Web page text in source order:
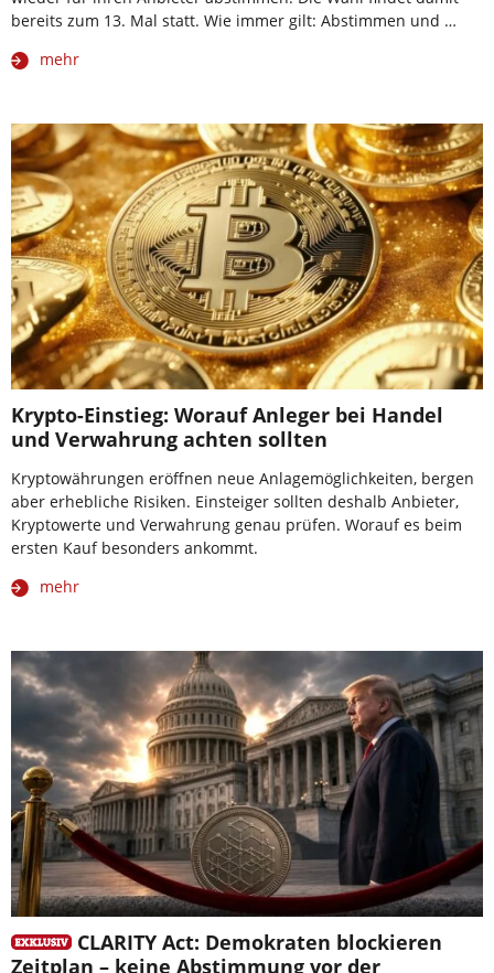
bereits zum 13. Mal statt. Wie immer gilt: Abstimmen und …
mehr
Krypto-Einstieg: Worauf Anleger bei Handel
und Verwahrung achten sollten
Kryptowährungen eröffnen neue Anlagemöglichkeiten, bergen
aber erhebliche Risiken. Einsteiger sollten deshalb Anbieter,
Kryptowerte und Verwahrung genau prüfen. Worauf es beim
ersten Kauf besonders ankommt.
mehr
CLARITY Act: Demokraten blockieren
Zeitplan – keine Abstimmung vor der